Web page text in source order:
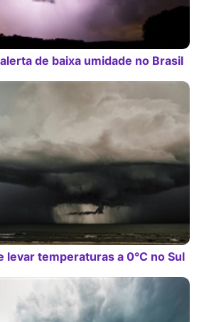
de baixa umidade no Brasil
levar temperaturas a 0°C no Sul